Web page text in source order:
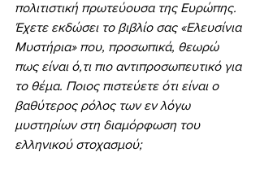
πολιτιστική πρωτεύουσα της Ευρώπης.
Έχετε εκδώσει το βιβλίο σας «Ελευσίνια
Μυστήρια» που, προσωπικά, θεωρώ
πως είναι ό,τι πιο αντιπροσωπευτικό για
το θέμα. Ποιος πιστεύετε ότι είναι ο
βαθύτερος ρόλος των εν λόγω
μυστηρίων στη διαμόρφωση του
ελληνικού στοχασμού;